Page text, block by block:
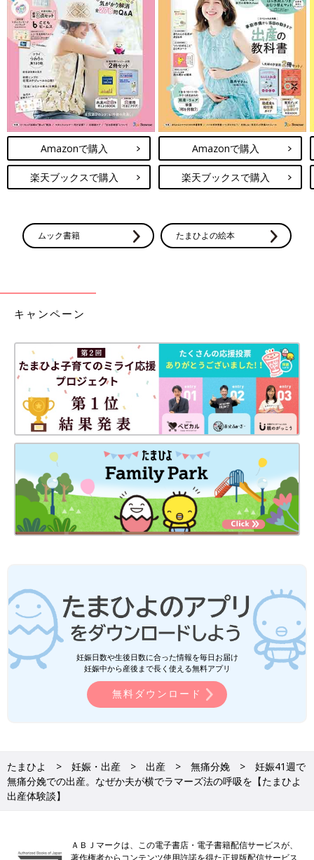
Amazonで購入
楽天ブックスで購入
Amazonで購入
楽天ブックスで購入
ムック書籍 たまひよの絵本
キャンペーン
妊娠日数や生後日数に合った情報を毎日お届け
妊娠中から産後まで長く使える無料アプリ
無料ダウンロード
たまひよ 妊娠・出産 出産 無痛分娩
妊娠41週で
無痛分娩での出産。なぜか夫が横でラマーズ法の呼吸を【たまひよ
出産体験談】
ＡＢＪマークは、この電子書店・電子書籍配信サービスが、
著作権者からコンテンツ使用許諾を得た正規版配信サービス